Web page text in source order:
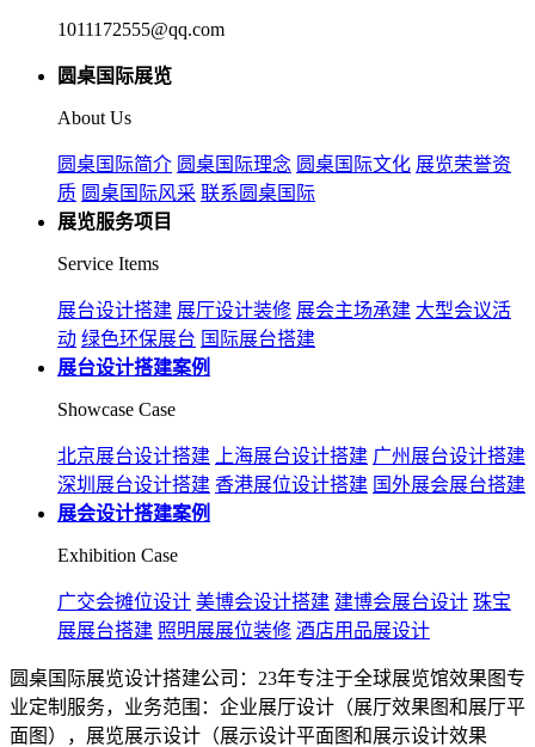
1011172555@qq.com
圆桌国际展览
About Us
圆桌国际简介 圆桌国际理念 圆桌国际文化 展览荣誉资
质 圆桌国际风采 联系圆桌国际
展览服务项目
Service Items
展台设计搭建 展厅设计装修 展会主场承建 大型会议活
动 绿色环保展台 国际展台搭建
展台设计搭建案例
Showcase Case
北京展台设计搭建 上海展台设计搭建 广州展台设计搭建
深圳展台设计搭建 香港展位设计搭建 国外展会展台搭建
展会设计搭建案例
Exhibition Case
广交会摊位设计 美博会设计搭建 建博会展台设计 珠宝
展展台搭建 照明展展位装修 酒店用品展设计
圆桌国际展览设计搭建公司：23年专注于全球展览馆效果图专
业定制服务，业务范围：企业展厅设计（展厅效果图和展厅平
面图），展览展示设计（展示设计平面图和展示设计效果